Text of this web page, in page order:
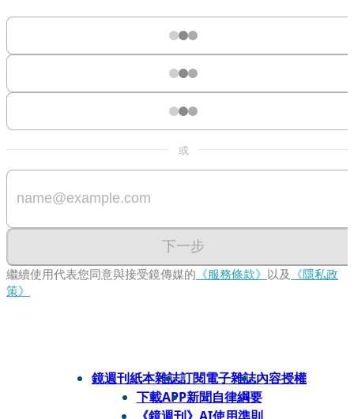
或
下一步
繼續使用代表您同意與接受鏡傳媒的 《服務條款》 以及 《隱私政
策》
鏡週刊紙本雜誌訂閱電子雜誌內容授權
下載APP新聞自律綱要